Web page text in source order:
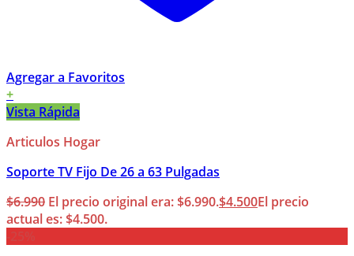
Agregar a Favoritos
+
Vista Rápida
Articulos Hogar
Soporte TV Fijo De 26 a 63 Pulgadas
$6.990 El precio original era: $6.990.$4.500El precio
actual es: $4.500.